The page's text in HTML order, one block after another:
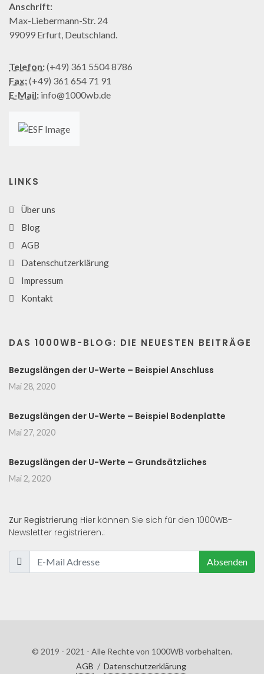
Anschrift:
Max-Liebermann-Str. 24
99099 Erfurt, Deutschland.
Telefon:(+49) 361 5504 8786
Fax:(+49) 361 654 71 91
E-Mail: info@1000wb.de
LINKS
Über uns
Blog
AGB
Datenschutzerklärung
Impressum
Kontakt
DAS 1000WB-BLOG: DIE NEUESTEN BEITRÄGE
Bezugslängen der U-Werte – Beispiel Anschluss
Mai 28, 2020
Bezugslängen der U-Werte – Beispiel Bodenplatte
Mai 27, 2020
Bezugslängen der U-Werte – Grundsätzliches
Mai 2, 2020
Zur Registrierung Hier können Sie sich für den 1000WB-
Newsletter registrieren.:
Absenden
© 2019 - 2021 - Alle Rechte von 1000WB vorbehalten.
AGB / Datenschutzerklärung